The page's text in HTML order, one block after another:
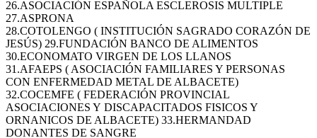
26.ASOCIACIÓN ESPAÑOLA ESCLEROSIS MULTIPLE
27.ASPRONA
28.COTOLENGO ( INSTITUCIÓN SAGRADO CORAZÓN DE
JESÚS) 29.FUNDACIÓN BANCO DE ALIMENTOS
30.ECONOMATO VIRGEN DE LOS LLANOS
31.AFAEPS ( ASOCIACIÓN FAMILIARES Y PERSONAS
CON ENFERMEDAD METAL DE ALBACETE)
32.COCEMFE ( FEDERACIÓN PROVINCIAL
ASOCIACIONES Y DISCAPACITADOS FISICOS Y
ORNANICOS DE ALBACETE) 33.HERMANDAD
DONANTES DE SANGRE